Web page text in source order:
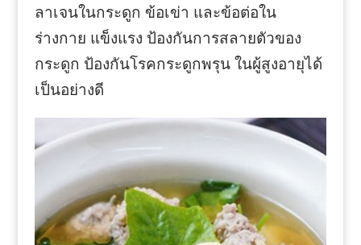
ลาเจนในกระดูก ข้อเข่า และข้อต่อใน
ร่างกาย แข็งแรง ป้องกันการสลายตัวของ
กระดูก ป้องกันโรคกระดูกพรุน ในผู้สูงอายุได้
เป็นอย่างดี